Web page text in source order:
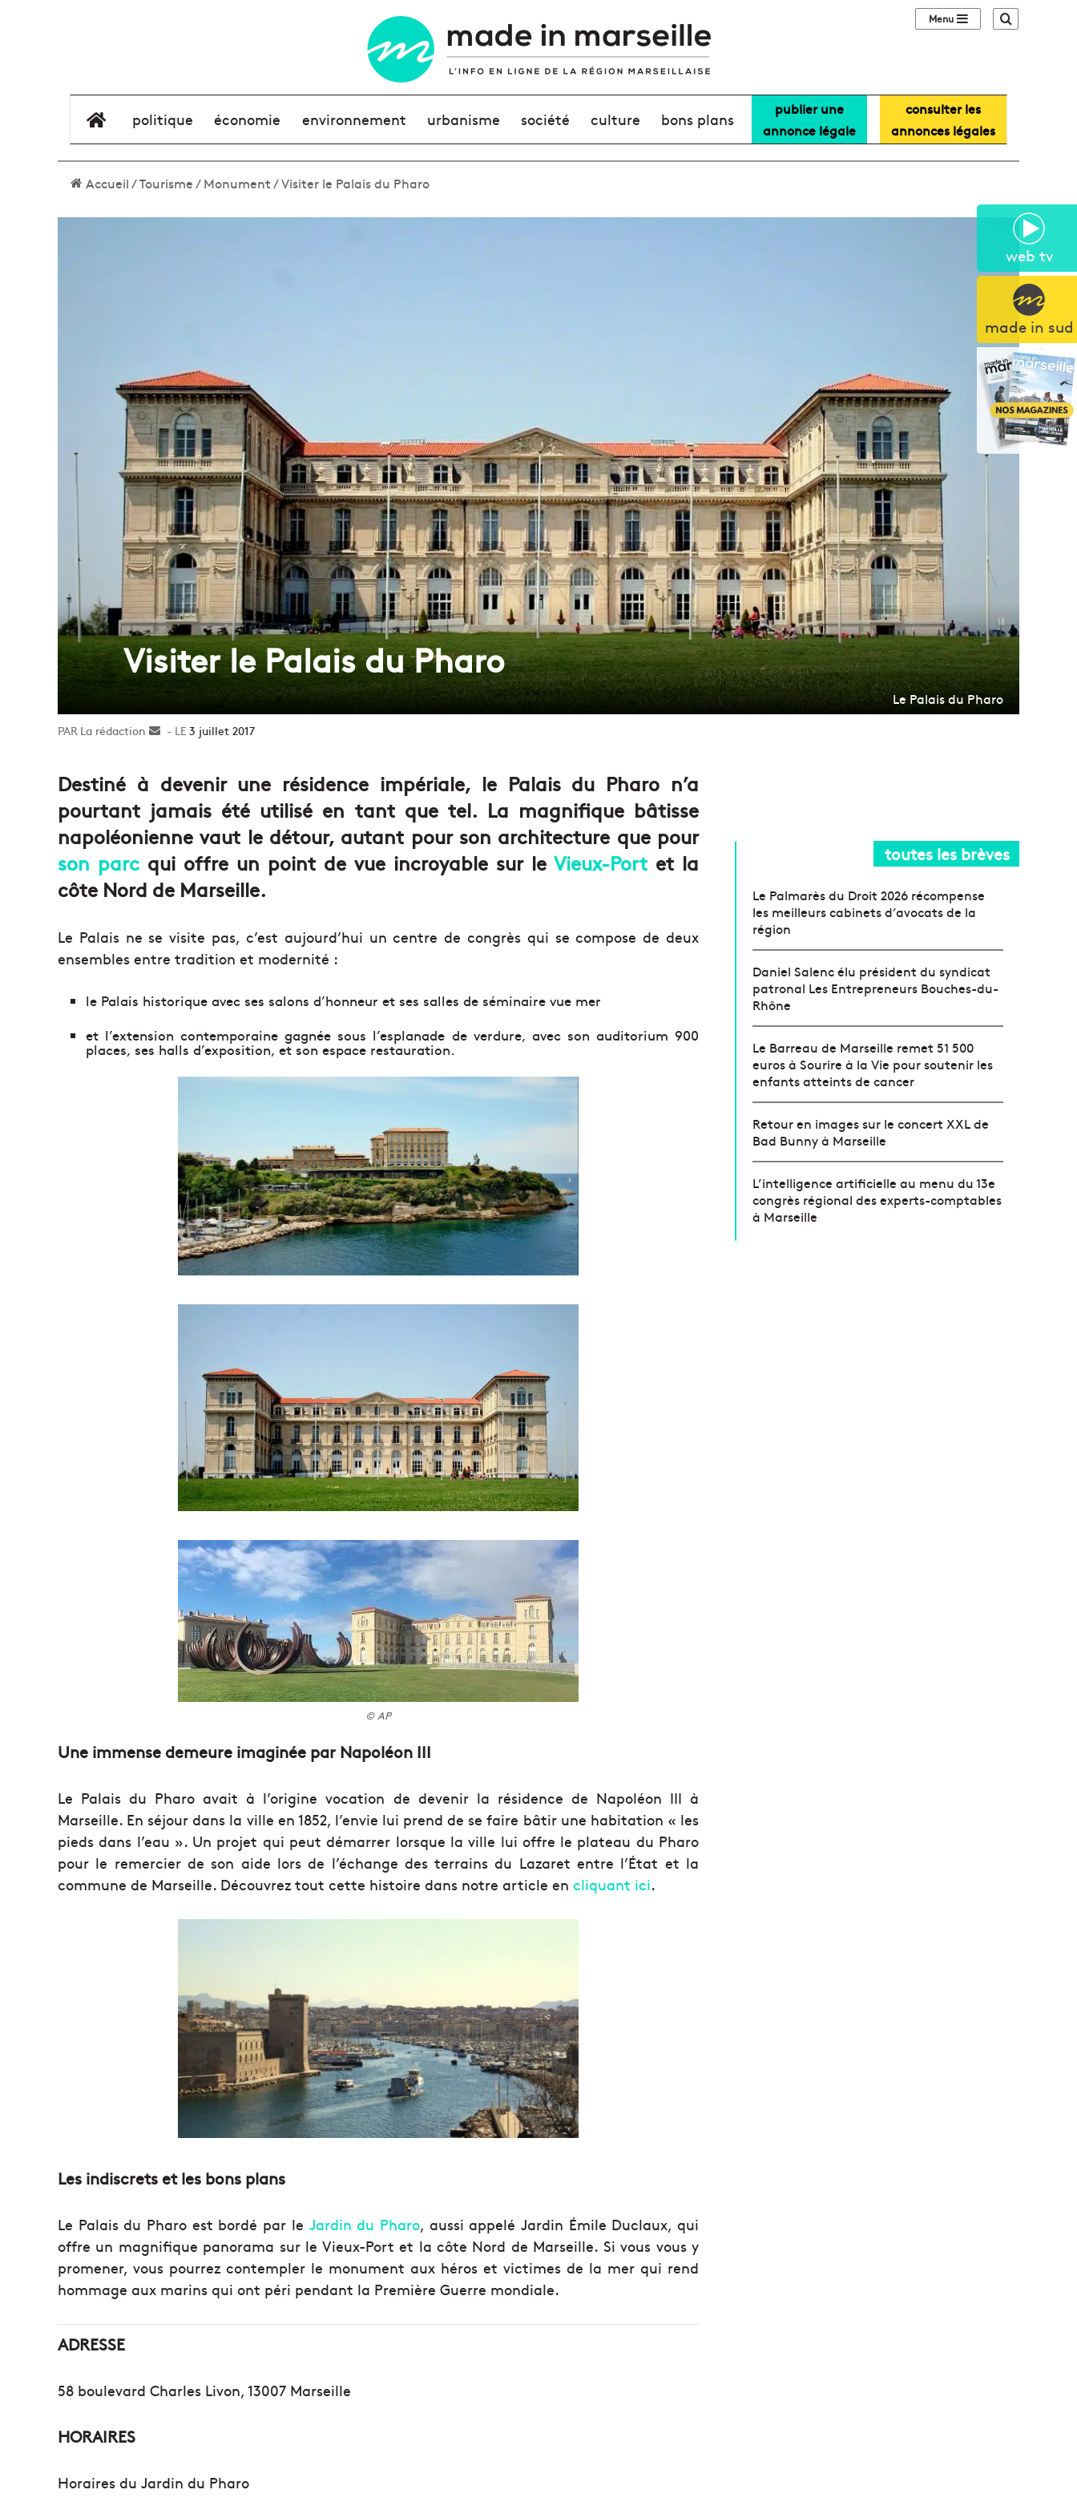
web tv
made in sud
Sidebar (barre
élément de menu
politique économie environnement urbanisme société culture bons plans
publier une
annonce légale
consulter les
annonces légales
Accueil/Tourisme/Monument/Visiter le Palais du Pharo
Visiter le Palais du Pharo
Le Palais du Pharo
La rédaction
Envoyer3 juillet 2017
Destiné à devenir une résidence impériale, le Palais du Pharo n’a
pourtant jamais été utilisé en tant que tel. La magnifique bâtisse
napoléonienne vaut le détour, autant pour son architecture que pour
son parc qui offre un point de vue incroyable sur le Vieux-Port et la
côte Nord de Marseille.
Le Palais ne se visite pas, c’est aujourd’hui un centre de congrès qui se compose de deux
ensembles entre tradition et modernité :
le Palais historique avec ses salons d’honneur et ses salles de séminaire vue mer
et l’extension contemporaine gagnée sous l’esplanade de verdure, avec son auditorium 900
places, ses halls d’exposition, et son espace restauration.
© AP
Une immense demeure imaginée par Napoléon III
Le Palais du Pharo avait à l’origine vocation de devenir la résidence de Napoléon III à
Marseille. En séjour dans la ville en 1852, l’envie lui prend de se faire bâtir une habitation « les
pieds dans l’eau ». Un projet qui peut démarrer lorsque la ville lui offre le plateau du Pharo
pour le remercier de son aide lors de l’échange des terrains du Lazaret entre l’État et la
commune de Marseille. Découvrez tout cette histoire dans notre article en cliquant ici.
Les indiscrets et les bons plans
Le Palais du Pharo est bordé par le Jardin du Pharo, aussi appelé Jardin Émile Duclaux, qui
offre un magnifique panorama sur le Vieux-Port et la côte Nord de Marseille. Si vous vous y
promener, vous pourrez contempler le monument aux héros et victimes de la mer qui rend
hommage aux marins qui ont péri pendant la Première Guerre mondiale.
ADRESSE
58 boulevard Charles Livon, 13007 Marseille
HORAIRES
Horaires du Jardin du Pharo
toutes les brèves
Le Palmarès du Droit 2026 récompense
les meilleurs cabinets d’avocats de la
région
Daniel Salenc élu président du syndicat
patronal Les Entrepreneurs Bouches-du-
Rhône
Le Barreau de Marseille remet 51 500
euros à Sourire à la Vie pour soutenir les
enfants atteints de cancer
Retour en images sur le concert XXL de
Bad Bunny à Marseille
L’intelligence artificielle au menu du 13e
congrès régional des experts-comptables
à Marseille